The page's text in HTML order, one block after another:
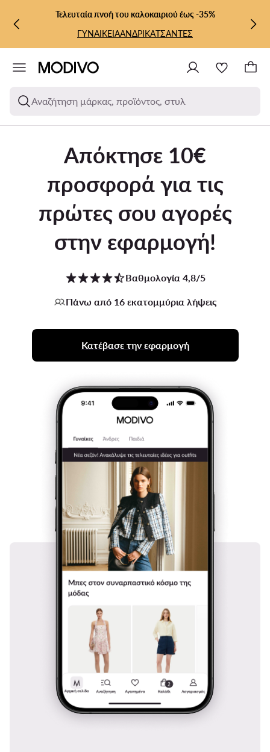
ΜΕΤΆΒΑΣΗ ΣΤΟ ΚΎΡΙΟ ΠΕΡΙΕΧΌΜΕΝΟ
ΜΕΤΆΒΑΣΗ ΣΤΗΝ ΑΝΑΖΉΤΗΣΗ
Τελευταία πνοή του καλοκαιριού έως -35%
ΓΥΝΑΙΚΕΙΑΑΝΔΡΙΚΑΤΣΑΝΤΕΣ
Αναζήτηση μάρκας, προϊόντος, στυλ
Απόκτησε 10€
προσφορά για τις
πρώτες σου αγορές
στην εφαρμογή!
Βαθμολογία 4,8/5
Πάνω από 16 εκατομμύρια λήψεις
Κατέβασε την εφαρμογή